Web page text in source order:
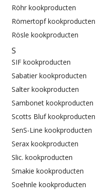
Röhr kookproducten
Römertopf kookproducten
Rösle kookproducten
S
SIF kookproducten
Sabatier kookproducten
Salter kookproducten
Sambonet kookproducten
Scotts Bluf kookproducten
SenS-Line kookproducten
Serax kookproducten
Slic. kookproducten
Smakie kookproducten
Soehnle kookproducten